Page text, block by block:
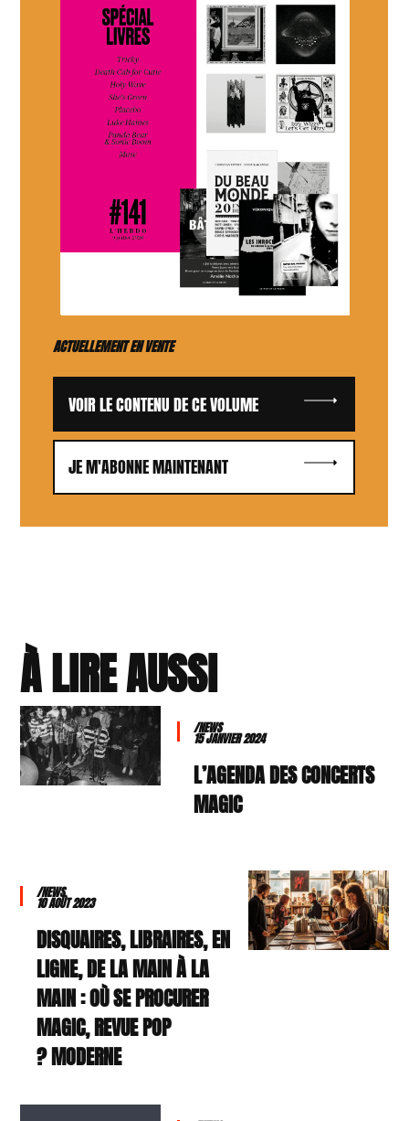
ACTUELLEMENT EN VENTE
VOIR LE CONTENU DE CE VOLUME
JE M'ABONNE MAINTENANT
À LIRE AUSSI
/NEWS
15 JANVIER 2024
L’AGENDA DES CONCERTS
MAGIC
/NEWS
10 AOÛT 2023
DISQUAIRES, LIBRAIRES, EN
LIGNE, DE LA MAIN À LA
MAIN : OÙ SE PROCURER
MAGIC, REVUE POP
MODERNE ?